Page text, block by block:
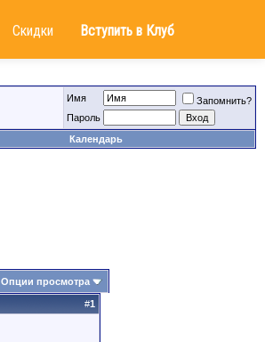
Скидки Вступить в Клуб
Имя
Запомнить?
Пароль
Календарь
Опции просмотра
#1